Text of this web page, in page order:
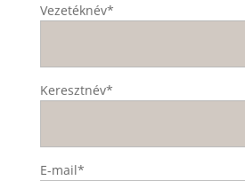
Vezetéknév*
Keresztnév*
E-mail*